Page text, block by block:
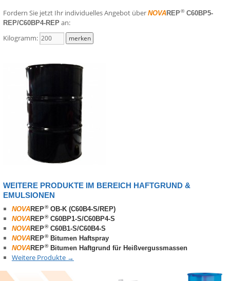
Fordern Sie jetzt Ihr individuelles Angebot über NOVAREP®C60BP5-
REP/C60BP4-REP an:
Kilogramm:
WEITERE PRODUKTE IM BEREICH HAFTGRUND &
EMULSIONEN
NOVAREP®OB-K (C60B4-S/REP)
NOVAREP®C60BP1-S/C60BP4-S
NOVAREP®C60B1-S/C60B4-S
NOVAREP®Bitumen Haftspray
NOVAREP®Bitumen Haftgrund für Heißvergussmassen
Weitere Produkte →